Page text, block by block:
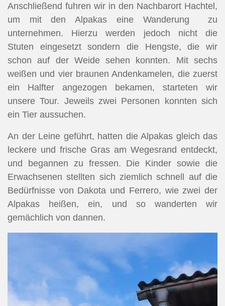
Anschließend fuhren wir in den Nachbarort Hachtel,
um mit den Alpakas eine Wanderung zu
unternehmen. Hierzu werden jedoch nicht die
Stuten eingesetzt sondern die Hengste, die wir
schon auf der Weide sehen konnten. Mit sechs
weißen und vier braunen Andenkamelen, die zuerst
ein Halfter angezogen bekamen, starteten wir
unsere Tour. Jeweils zwei Personen konnten sich
ein Tier aussuchen.
An der Leine geführt, hatten die Alpakas gleich das
leckere und frische Gras am Wegesrand entdeckt,
und begannen zu fressen. Die Kinder sowie die
Erwachsenen stellten sich ziemlich schnell auf die
Bedürfnisse von Dakota und Ferrero, wie zwei der
Alpakas heißen, ein, und so wanderten wir
gemächlich von dannen.